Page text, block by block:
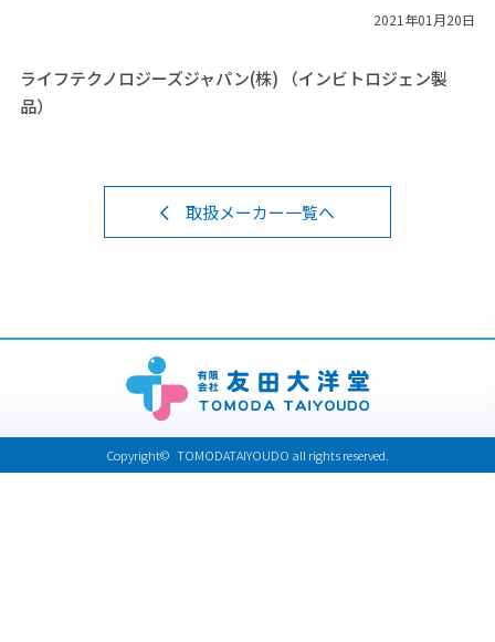
2021年01月20日
ライフテクノロジーズジャパン(株) （インビトロジェン製
品）
取扱メーカー一覧へ
Copyright© TOMODATAIYOUDO all rights reserved.